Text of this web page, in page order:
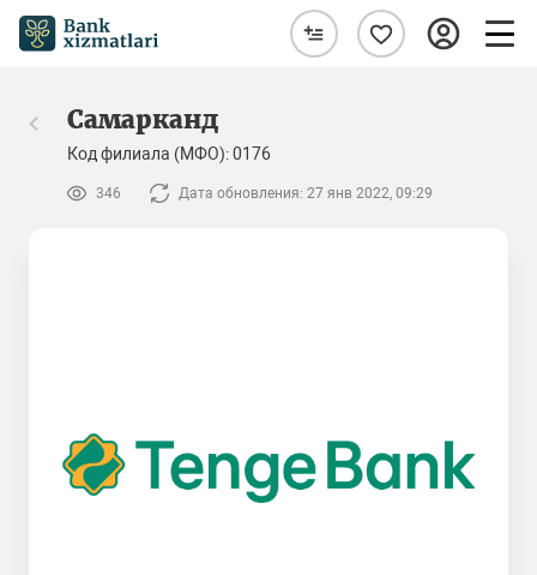
Самарканд
Код филиала (МФО): 0176
346 Дата обновления: 27 янв 2022, 09:29